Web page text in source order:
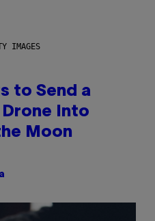
IMAGES
to Send a
Into
Moon